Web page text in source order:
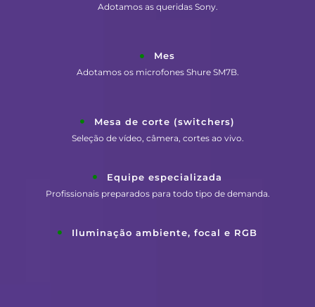
Adotamos as queridas Sony.
Mes
Adotamos os microfones Shure SM7B.
Mesa de corte (switchers)
Seleção de vídeo, câmera, cortes ao vivo.
Equipe especializada
Profissionais preparados para todo tipo de demanda.
Iluminação ambiente, focal e RGB